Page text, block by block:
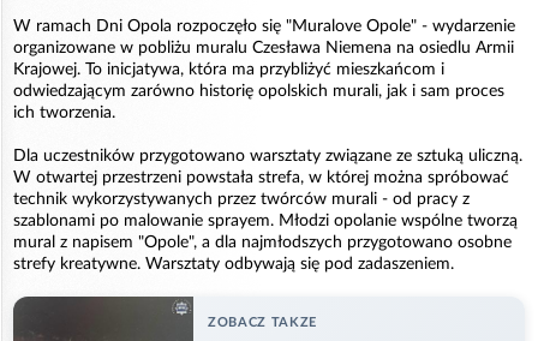
W ramach Dni Opola rozpoczęło się "Muralove Opole" - wydarzenie
organizowane w pobliżu muralu Czesława Niemena na osiedlu Armii
Krajowej. To inicjatywa, która ma przybliżyć mieszkańcom i
odwiedzającym zarówno historię opolskich murali, jak i sam proces
ich tworzenia.
Dla uczestników przygotowano warsztaty związane ze sztuką uliczną.
W otwartej przestrzeni powstała strefa, w której można spróbować
technik wykorzystywanych przez twórców murali - od pracy z
szablonami po malowanie sprayem. Młodzi opolanie wspólne tworzą
mural z napisem "Opole", a dla najmłodszych przygotowano osobne
strefy kreatywne. Warsztaty odbywają się pod zadaszeniem.
ZOBACZ TAKZE